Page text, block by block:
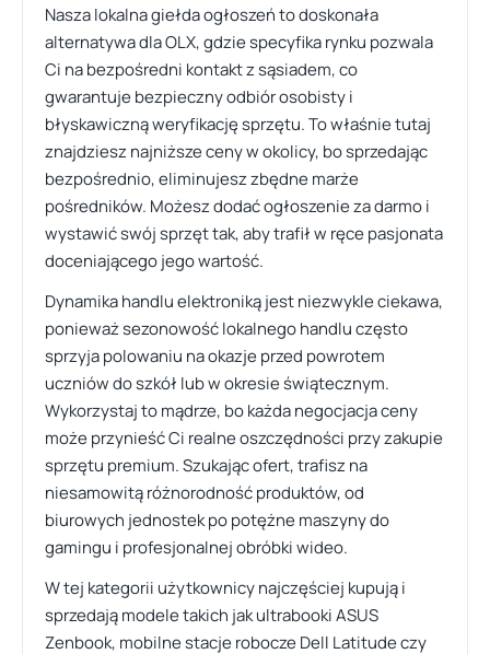
Nasza lokalna giełda ogłoszeń to doskonała
alternatywa dla OLX, gdzie specyfika rynku pozwala
Ci na bezpośredni kontakt z sąsiadem, co
gwarantuje bezpieczny odbiór osobisty i
błyskawiczną weryfikację sprzętu. To właśnie tutaj
znajdziesz najniższe ceny w okolicy, bo sprzedając
bezpośrednio, eliminujesz zbędne marże
pośredników. Możesz dodać ogłoszenie za darmo i
wystawić swój sprzęt tak, aby trafił w ręce pasjonata
doceniającego jego wartość.
Dynamika handlu elektroniką jest niezwykle ciekawa,
ponieważ sezonowość lokalnego handlu często
sprzyja polowaniu na okazje przed powrotem
uczniów do szkół lub w okresie świątecznym.
Wykorzystaj to mądrze, bo każda negocjacja ceny
może przynieść Ci realne oszczędności przy zakupie
sprzętu premium. Szukając ofert, trafisz na
niesamowitą różnorodność produktów, od
biurowych jednostek po potężne maszyny do
gamingu i profesjonalnej obróbki wideo.
W tej kategorii użytkownicy najczęściej kupują i
sprzedają modele takich jak ultrabooki ASUS
Zenbook, mobilne stacje robocze Dell Latitude czy